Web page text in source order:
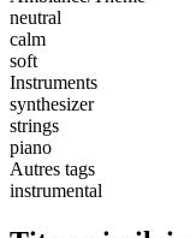
neutral
calm
soft
Instruments
synthesizer
strings
piano
Autres tags
instrumental